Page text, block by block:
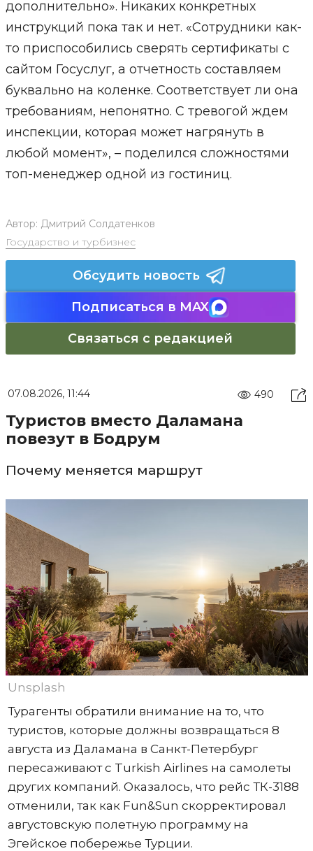
дополнительно». Никаких конкретных
инструкций пока так и нет. «Сотрудники как-
то приспособились сверять сертификаты с
сайтом Госуслуг, а отчетность составляем
буквально на коленке. Соответствует ли она
требованиям, непонятно. С тревогой ждем
инспекции, которая может нагрянуть в
любой момент», – поделился сложностями
топ-менеджер одной из гостиниц.
Автор: Дмитрий Солдатенков
Государство и турбизнес
Обсудить новость
Подписаться в MAX
Связаться с редакцией
07.08.2026, 11:44 490
Туристов вместо Даламана
повезут в Бодрум
Почему меняется маршрут
Unsplash
Турагенты обратили внимание на то, что
туристов, которые должны возвращаться 8
августа из Даламана в Санкт-Петербург
пересаживают с Turkish Airlines на самолеты
других компаний. Оказалось, что рейс ТК-3188
отменили, так как Fun&Sun скорректировал
августовскую полетную программу на
Эгейское побережье Турции.